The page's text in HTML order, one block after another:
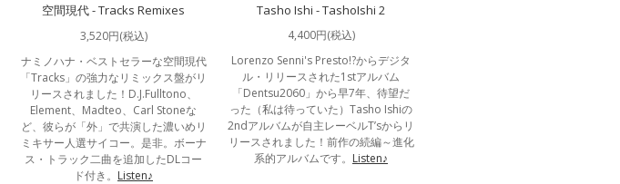
空間現代 - Tracks Remixes
3,520円(税込)
ナミノハナ・ベストセラーな空間現代
「Tracks」の強力なリミックス盤がリ
リースされました！D.J.Fulltono、
Element、Madteo、Carl Stoneな
ど、彼らが「外」で共演した濃いめリ
ミキサー人選サイコー。是非。ボーナ
ス・トラック二曲を追加したDLコー
ド付き。 Listen♪
Tasho Ishi - TashoIshi 2
4,400円(税込)
Lorenzo Senni's Presto!?からデジタ
ル・リリースされた1stアルバム
「Dentsu2060」から早7年、待望だ
った（私は待っていた）Tasho Ishiの
2ndアルバムが自主レーベルT’sからリ
リースされました！前作の続編～進化
系的アルバムです。 Listen♪